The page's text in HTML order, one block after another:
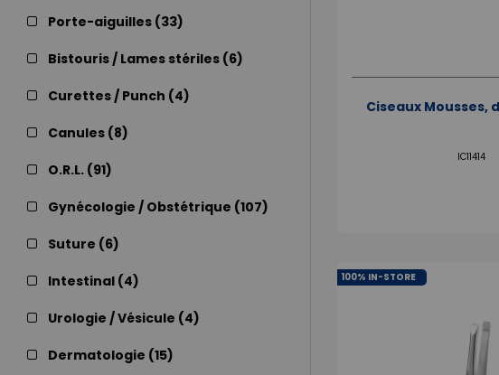
Porte-aiguilles (33)
Bistouris / Lames stériles (6)
Curettes / Punch (4)
Canules (8)
O.R.L. (91)
Gynécologie / Obstétrique (107)
Suture (6)
Intestinal (4)
Urologie / Vésicule (4)
Dermatologie (15)
Ciseaux Mousses,
IC11414
100% IN-STORE